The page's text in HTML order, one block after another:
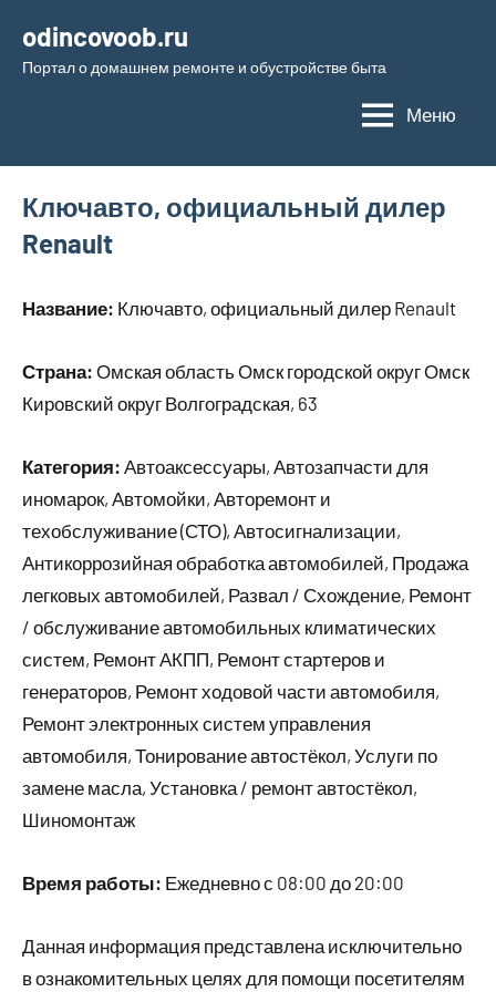
содержимому
odincovoob.ru
Портал о домашнем ремонте и обустройстве быта
Меню
Ключавто, официальный дилер
Renault
Название: Ключавто, официальный дилер Renault
Страна: Омская область Омск городской округ Омск
Кировский округ Волгоградская, 63
Категория: Автоаксессуары, Автозапчасти для
иномарок, Автомойки, Авторемонт и
техобслуживание (СТО), Автосигнализации,
Антикоррозийная обработка автомобилей, Продажа
легковых автомобилей, Развал / Схождение, Ремонт
/ обслуживание автомобильных климатических
систем, Ремонт АКПП, Ремонт стартеров и
генераторов, Ремонт ходовой части автомобиля,
Ремонт электронных систем управления
автомобиля, Тонирование автостёкол, Услуги по
замене масла, Установка / ремонт автостёкол,
Шиномонтаж
Время работы: Ежедневно с 08:00 до 20:00
Данная информация представлена исключительно
в ознакомительных целях для помощи посетителям